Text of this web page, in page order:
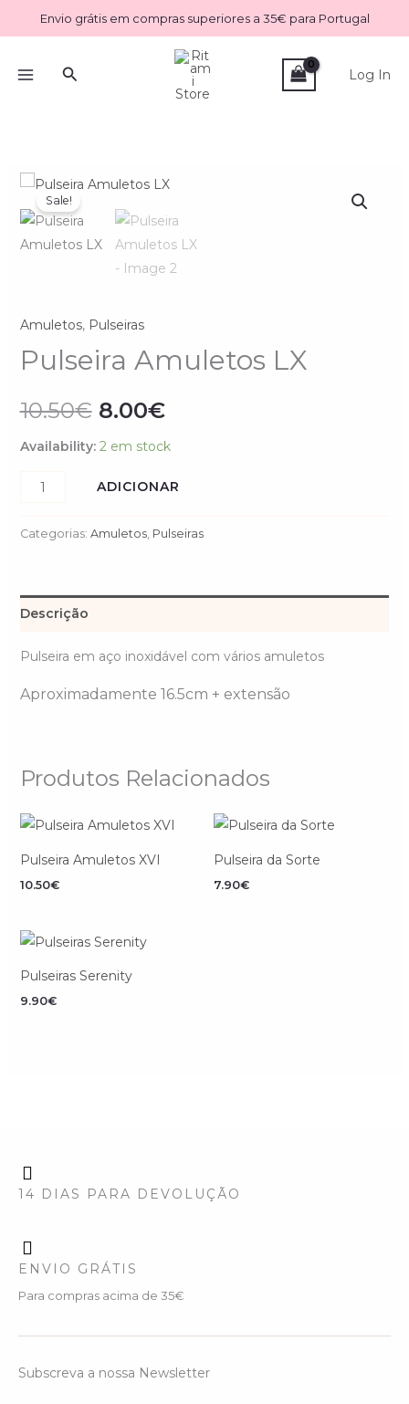
to
Envio grátis em compras superiores a 35€ para Portugal
Search Log In
Sale!
Amuletos, Pulseiras
Pulseira Amuletos LX
10.50€
O
preço
original
10.50€.
8.00€
O
preço
atual
8.00€.
Availability: 2 em stock
Quantidade
de
Pulseira
Amuletos
ADICIONAR
Categorias: Amuletos, Pulseiras
Descrição
Pulseira em aço inoxidável com vários amuletos
Aproximadamente 16.5cm + extensão
Produtos Relacionados
Pulseira Amuletos XVI
10.50€
Pulseira da Sorte
7.90€
Pulseiras Serenity
9.90€
14 DIAS PARA DEVOLUÇÃO
ENVIO GRÁTIS
Para compras acima de 35€
Subscreva a nossa Newsletter